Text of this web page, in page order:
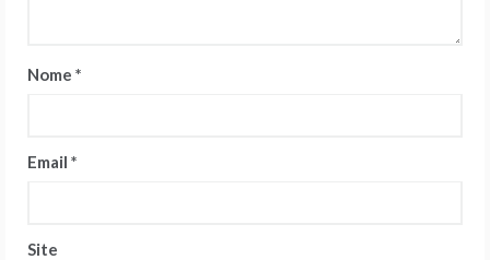
Nome *
Email *
Site